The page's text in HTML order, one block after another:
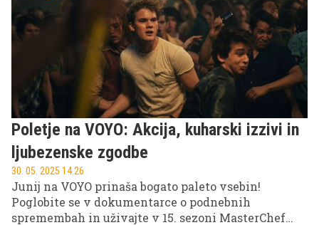
Poletje na VOYO: Akcija, kuharski izzivi in
ljubezenske zgodbe
30. 05. 2025 14.26
Junij na VOYO prinaša bogato paleto vsebin!
Poglobite se v dokumentarce o podnebnih
spremembah in uživajte v 15. sezoni MasterChef